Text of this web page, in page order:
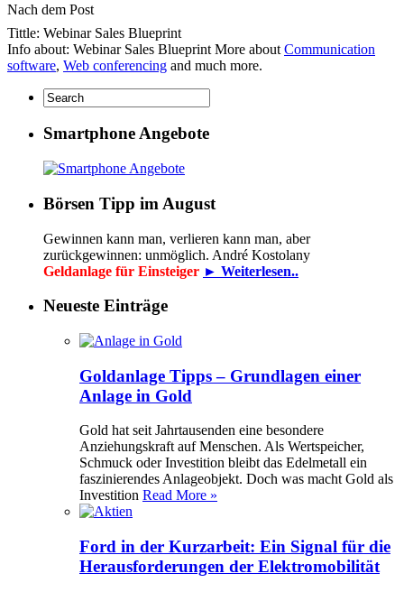
Nach dem Post
Tittle: Webinar Sales Blueprint
Info about: Webinar Sales Blueprint More about Communication
software, Web conferencing and much more.
Smartphone Angebote
Börsen Tipp im August
Gewinnen kann man, verlieren kann man, aber
zurückgewinnen: unmöglich. André Kostolany
Geldanlage für Einsteiger ► Weiterlesen..
Neueste Einträge
Goldanlage Tipps – Grundlagen einer
Anlage in Gold
Gold hat seit Jahrtausenden eine besondere
Anziehungskraft auf Menschen. Als Wertspeicher,
Schmuck oder Investition bleibt das Edelmetall ein
faszinierendes Anlageobjekt. Doch was macht Gold als
Investition Read More »
Ford in der Kurzarbeit: Ein Signal für die
Herausforderungen der Elektromobilität